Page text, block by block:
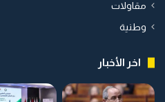
مقاولات
وطنية
اخر الأخبار